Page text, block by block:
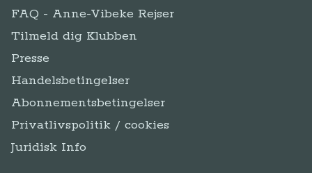
FAQ - Anne-Vibeke Rejser
Tilmeld dig Klubben
Presse
Handelsbetingelser
Abonnementsbetingelser
Privatlivspolitik / cookies
Juridisk Info